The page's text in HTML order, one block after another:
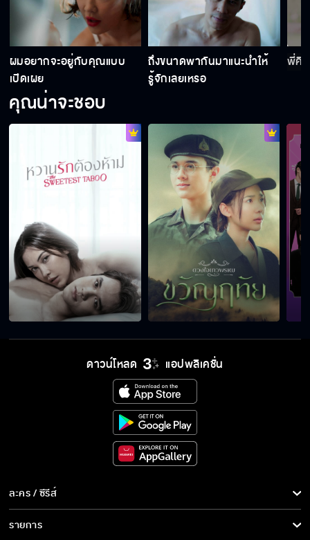
ฉันหลอกใช้เธอเพื่อแก้แค้นแม่ของเธอ
จะให้ปล่อยคนนี้ไปจริง ๆ เหรอ
ฉันไม่อยากให้เธอมาเสียเวลากับฉัน
เราไม่เหมาะกันหรอก
แกจะเป็นนางพญาเทครัว ฟาดทั้งพ่อ ฟาดทั้งลูก
ไม่ได้
เข็ดมั้ยถ้าเกิดว่าจะมีความรักอีกรอบหนึ่ง
ผมอยากจะอยู่กับคุณแบบ
เปิดเผย
ถึงขนาดพากันมาแนะนําให้
รู้จักเลยเหรอ
พี่คิด
คุณน่าจะชอบ
ดาวน์โหลด แอปพลิเคชั่น
ละคร / ซีรีส์
ละคร/ซีรีส์
รายการ